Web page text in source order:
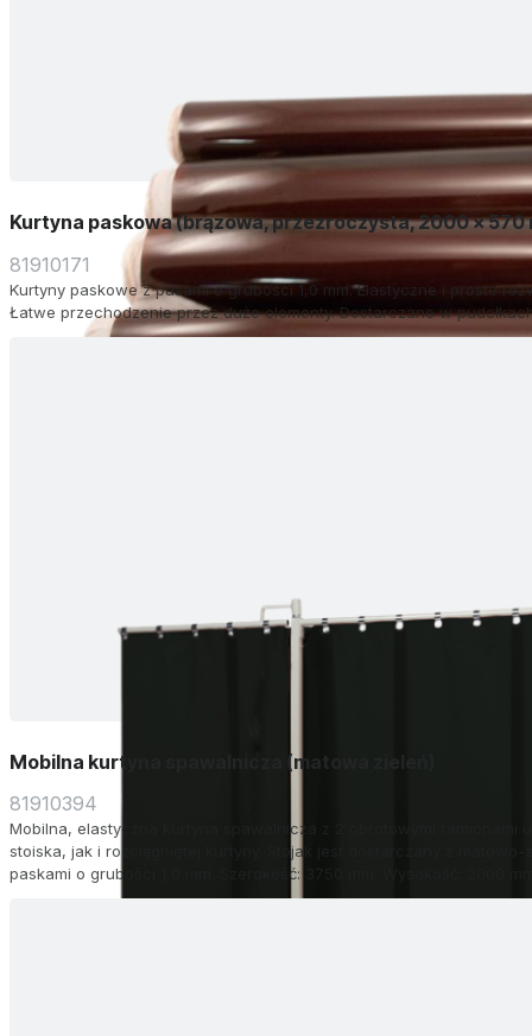
Kurtyna paskowa (brązowa, przezroczysta, 2000 x 570
81910171
Kurtyny paskowe z pasami o grubości 1,0 mm. Elastyczne i proste
Łatwe przechodzenie przez duże elementy. Dostarczane w
Mobilna kurtyna spawalnicza (matowa zieleń)
81910394
Mobilna, elastyczna kurtyna spawalnicza z 2 obrotowymi ramionami
stoiska, jak i rozciągniętej kurtyny. Stojak jest dostarczany z